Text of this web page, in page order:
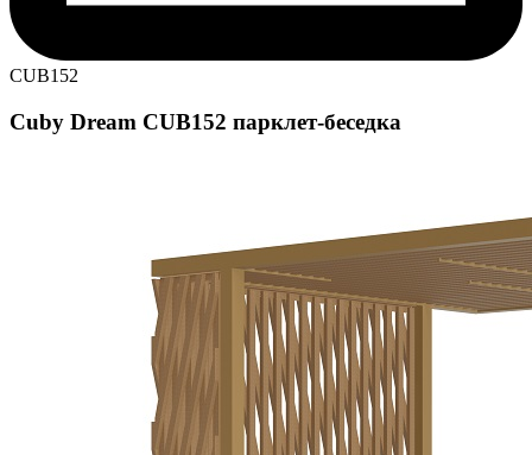
CUB152
Cuby Dream CUB152 парклет-беседка